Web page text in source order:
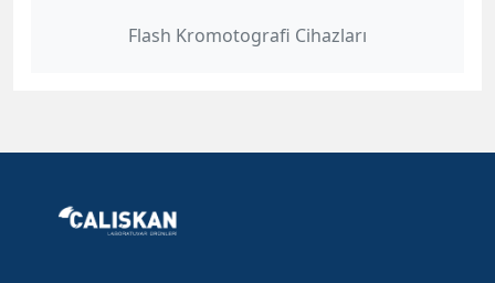
Flash Kromotografi Cihazları